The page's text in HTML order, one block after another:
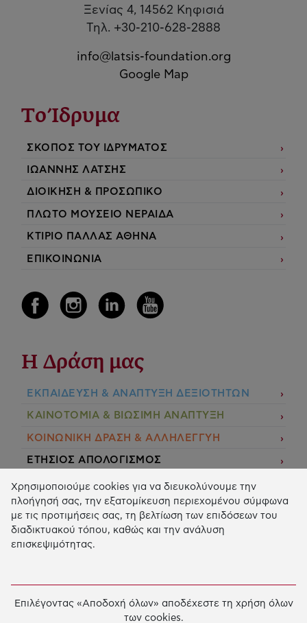
Ξενίας 4, 14562 Κηφισιά
Τηλ. +30-210-628-2888
info@latsis-foundation.org
Google Map
Το Ίδρυμα
ΣΚΟΠΟΣ ΤΟΥ ΙΔΡΥΜΑΤΟΣ
ΙΩΑΝΝΗΣ ΛΑΤΣΗΣ
ΔΙΟΙΚΗΣΗ & ΠΡΟΣΩΠΙΚΟ
ΠΛΩΤΟ ΜΟΥΣΕΙΟ ΝΕΡΑΙΔΑ
ΚΤΙΡΙΟ ΠΑΛΛΑΣ ΑΘΗΝΑ
ΕΠΙΚΟΙΝΩΝΙΑ
Η Δράση μας
ΕΚΠΑIΔΕΥΣΗ & ΑΝΑΠΤΥΞΗ ΔΕΞΙΟΤΗΤΩΝ
ΚΑΙΝΟΤΟΜΙΑ & ΒΙΩΣΙΜΗ ΑΝΑΠΤΥΞΗ
ΚΟΙΝΩΝΙΚΗ ΔΡΑΣΗ & ΑΛΛΗΛΕΓΓΥΗ
ΕΤΗΣΙΟΣ ΑΠΟΛΟΓΙΣΜΟΣ
E-LIBRARY
ΧΡΗΜΑΤΟΔΟΤΗΣΕΙΣ
ΑΙΤΗΣΗ ΧΡΗΜΑΤΟΔΟΤΗΣΗΣ
Δεδομένων
Χρησιμοποιούμε cookies για να διευκολύνουμε την
πλοήγησή σας, την εξατομίκευση περιεχομένου σύμφωνα
με τις προτιμήσεις σας, τη βελτίωση των επιδόσεων του
διαδικτυακού τόπου, καθώς και την ανάλυση
επισκεψιμότητας.
Επιλέγοντας «Αποδοχή όλων» αποδέχεστε τη χρήση όλων
των cookies.